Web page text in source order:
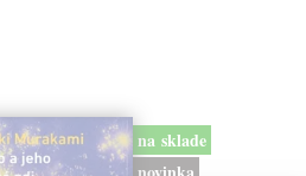
na sklade